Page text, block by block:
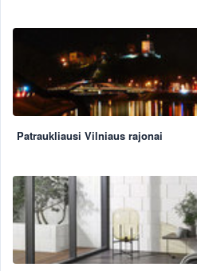
Patraukliausi Vilniaus rajonai